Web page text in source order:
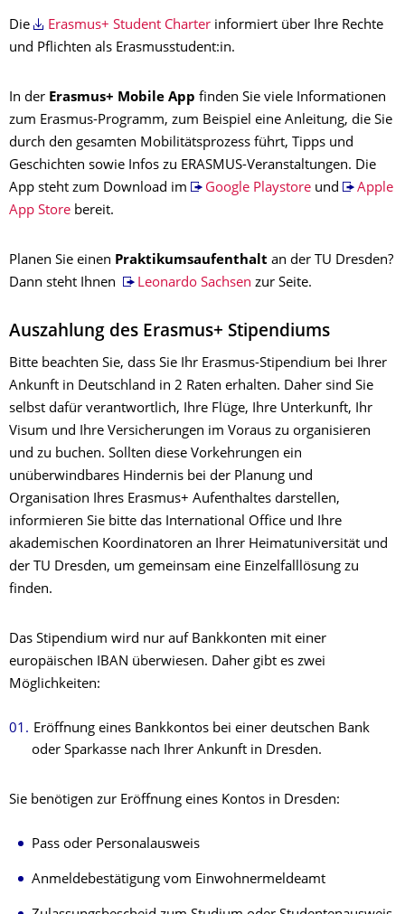
Die Erasmus+ Student Charterinformiert über Ihre Rechte
und Pflichten als Erasmusstudent:in.
In der Erasmus+ Mobile App finden Sie viele Informationen
zum Erasmus-Programm, zum Beispiel eine Anleitung, die Sie
durch den gesamten Mobilitätsprozess führt, Tipps und
Geschichten sowie Infos zu ERASMUS-Veranstaltungen. Die
App steht zum Download im
Google Playstore und
Apple
App Store bereit.
Planen Sie einen Praktikumsaufenthalt an der TU Dresden?
Dann steht Ihnen
Leonardo Sachsen zur Seite.
Auszahlung des Erasmus+ Stipendiums
Bitte beachten Sie, dass Sie Ihr Erasmus-Stipendium bei Ihrer
Ankunft in Deutschland in 2 Raten erhalten. Daher sind Sie
selbst dafür verantwortlich, Ihre Flüge, Ihre Unterkunft, Ihr
Visum und Ihre Versicherungen im Voraus zu organisieren
und zu buchen. Sollten diese Vorkehrungen ein
unüberwindbares Hindernis bei der Planung und
Organisation Ihres Erasmus+ Aufenthaltes darstellen,
informieren Sie bitte das International Office und Ihre
akademischen Koordinatoren an Ihrer Heimatuniversität und
der TU Dresden, um gemeinsam eine Einzelfalllösung zu
finden.
Das Stipendium wird nur auf Bankkonten mit einer
europäischen IBAN überwiesen. Daher gibt es zwei
Möglichkeiten:
Eröffnung eines Bankkontos bei einer deutschen Bank
oder Sparkasse nach Ihrer Ankunft in Dresden.
Sie benötigen zur Eröffnung eines Kontos in Dresden:
Pass oder Personalausweis
Anmeldebestätigung vom Einwohnermeldeamt